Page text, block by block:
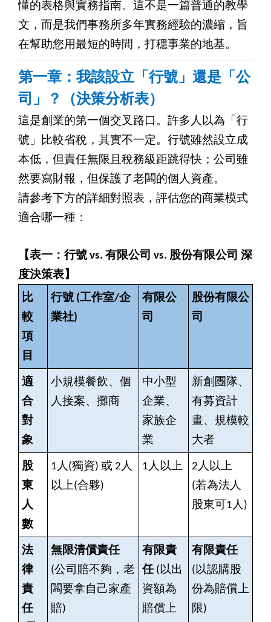
懂的表格與實務指南。這不是一篇普通的教學
文，而是我們事務所多年實務經驗的濃縮，旨
在幫助您用最短的時間，打穩事業的地基。
第一章：我該設立「行號」還是「公
司」？（決策分析表）
這是創業的第一個交叉路口。許多人以為「行
號」比較省稅，其實不一定。行號雖然設立成
本低，但責任無限且稅務級距跳得快；公司雖
然要寫財報，但保護了老闆的個人資產。
請參考下方的詳細對照表，評估您的商業模式
適合哪一種：
【表一：行號 vs. 有限公司 vs. 股份有限公司 深
度決策表】
比
較
項
目
行號 (工作室/企
業社)
有限公
司
股份有限公
司
適
合
對
象
小規模餐飲、個
人接案、攤商
中小型
企業、
家族企
業
新創團隊、
有募資計
畫、規模較
大者
股
東
人
數
1人(獨資) 或 2人
以上(合夥)
1人以上 2人以上
(若為法人
股東可1人)
法
律
責
任
無限清償責任
(公司賠不夠，老
闆要拿自己家產
賠)
有限責
任(以出
資額為
賠償上
有限責任
(以認購股
份為賠償上
限)